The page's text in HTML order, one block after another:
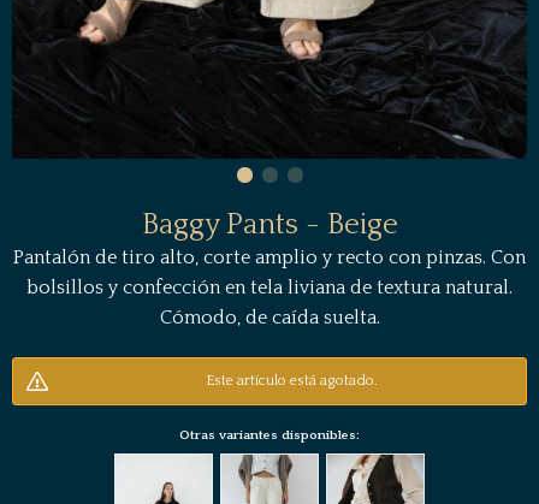
Baggy Pants - Beige
Pantalón de tiro alto, corte amplio y recto con pinzas. Con
bolsillos y confección en tela liviana de textura natural.
Cómodo, de caída suelta.
Este artículo está agotado.
Otras variantes disponibles: